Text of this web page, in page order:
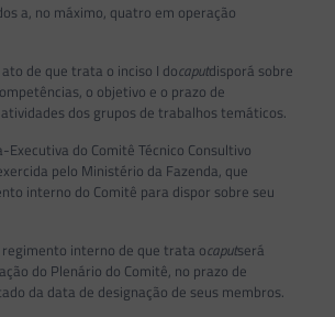
a, no máximo, quatro em operação
de que trata o inciso I docaputdisporá sobre
o objetivo e o prazo de
dos grupos de trabalhos temáticos.
Executiva do Comitê Técnico Consultivo
pelo Ministério da Fazenda, que
interno do Comitê para dispor sobre seu
interno de que trata ocaputserá
do Plenário do Comitê, no prazo de
da data de designação de seus membros.